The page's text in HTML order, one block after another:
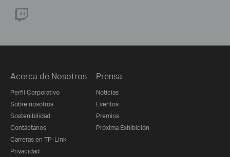
Acerca de Nosotros
Perfil Corporativo
Sobre nosotros
Sostenibilidad
Contáctanos
Carreras en TP-Link
Privacidad
Prensa
Noticias
Eventos
Premios
Próxima Exhibición